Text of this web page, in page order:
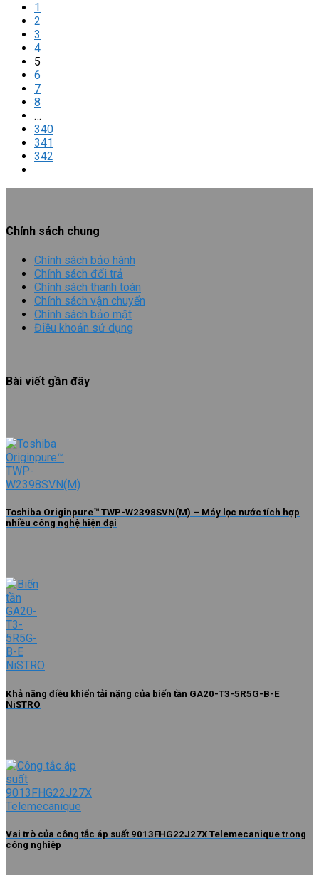
1
2
3
4
5
6
7
8
…
340
341
342
Chính sách chung
Chính sách bảo hành
Chính sách đổi trả
Chính sách thanh toán
Chính sách vận chuyển
Chính sách bảo mật
Điều khoản sử dụng
Bài viết gần đây
Toshiba Originpure™ TWP-W2398SVN(M) – Máy lọc nước tích hợp
nhiều công nghệ hiện đại
Khả năng điều khiển tải nặng của biến tần GA20-T3-5R5G-B-E
NiSTRO
Vai trò của công tắc áp suất 9013FHG22J27X Telemecanique trong
công nghiệp